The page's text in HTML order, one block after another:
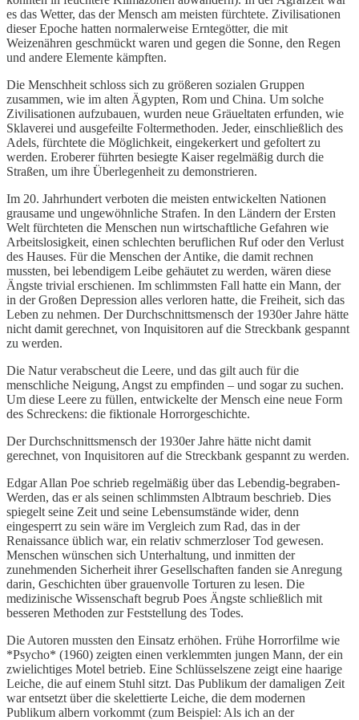
es das Wetter, das der Mensch am meisten fürchtete. Zivilisationen
dieser Epoche hatten normalerweise Erntegötter, die mit
Weizenähren geschmückt waren und gegen die Sonne, den Regen
und andere Elemente kämpften.
Die Menschheit schloss sich zu größeren sozialen Gruppen
zusammen, wie im alten Ägypten, Rom und China. Um solche
Zivilisationen aufzubauen, wurden neue Gräueltaten erfunden, wie
Sklaverei und ausgefeilte Foltermethoden. Jeder, einschließlich des
Adels, fürchtete die Möglichkeit, eingekerkert und gefoltert zu
werden. Eroberer führten besiegte Kaiser regelmäßig durch die
Straßen, um ihre Überlegenheit zu demonstrieren.
Im 20. Jahrhundert verboten die meisten entwickelten Nationen
grausame und ungewöhnliche Strafen. In den Ländern der Ersten
Welt fürchteten die Menschen nun wirtschaftliche Gefahren wie
Arbeitslosigkeit, einen schlechten beruflichen Ruf oder den Verlust
des Hauses. Für die Menschen der Antike, die damit rechnen
mussten, bei lebendigem Leibe gehäutet zu werden, wären diese
Ängste trivial erschienen. Im schlimmsten Fall hatte ein Mann, der
in der Großen Depression alles verloren hatte, die Freiheit, sich das
Leben zu nehmen. Der Durchschnittsmensch der 1930er Jahre hätte
nicht damit gerechnet, von Inquisitoren auf die Streckbank gespannt
zu werden.
Die Natur verabscheut die Leere, und das gilt auch für die
menschliche Neigung, Angst zu empfinden – und sogar zu suchen.
Um diese Leere zu füllen, entwickelte der Mensch eine neue Form
des Schreckens: die fiktionale Horrorgeschichte.
Der Durchschnittsmensch der 1930er Jahre hätte nicht damit
gerechnet, von Inquisitoren auf die Streckbank gespannt zu werden.
Edgar Allan Poe schrieb regelmäßig über das Lebendig-begraben-
Werden, das er als seinen schlimmsten Albtraum beschrieb. Dies
spiegelt seine Zeit und seine Lebensumstände wider, denn
eingesperrt zu sein wäre im Vergleich zum Rad, das in der
Renaissance üblich war, ein relativ schmerzloser Tod gewesen.
Menschen wünschen sich Unterhaltung, und inmitten der
zunehmenden Sicherheit ihrer Gesellschaften fanden sie Anregung
darin, Geschichten über grauenvolle Torturen zu lesen. Die
medizinische Wissenschaft begrub Poes Ängste schließlich mit
besseren Methoden zur Feststellung des Todes.
Die Autoren mussten den Einsatz erhöhen. Frühe Horrorfilme wie
*Psycho* (1960) zeigten einen verklemmten jungen Mann, der ein
zwielichtiges Motel betrieb. Eine Schlüsselszene zeigt eine haarige
Leiche, die auf einem Stuhl sitzt. Das Publikum der damaligen Zeit
war entsetzt über die skelettierte Leiche, die dem modernen
Publikum albern vorkommt (zum Beispiel: Als ich an der